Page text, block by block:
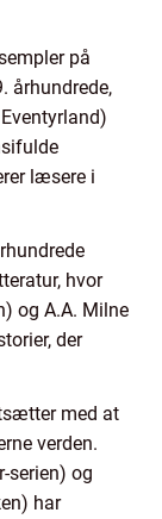
på
århundrede,
læsere i
hvor
og A.A. Milne
der
med at
verden.
serien) og
har